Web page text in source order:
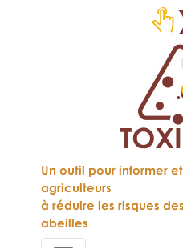
Un outil pour informer
agriculteurs
à réduire les risques
abeilles